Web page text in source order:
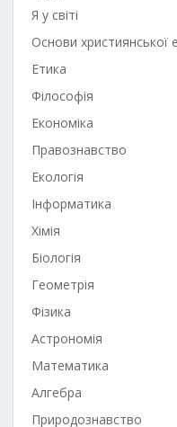
Я у світі
Основи християнської
Етика
Філософія
Економіка
Правознавство
Екологія
Інформатика
Хімія
Біологія
Геометрія
Фізика
Астрономія
Математика
Алгебра
Природознавство